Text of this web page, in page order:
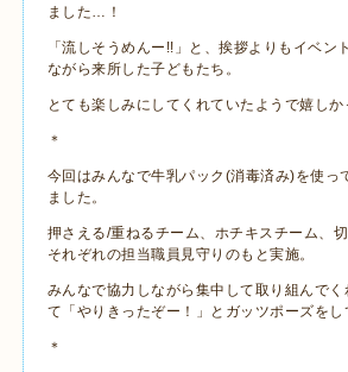
ました…！
「流しそうめんー!!」と、挨拶よりもイベン
ながら来所した子どもたち。
とても楽しみにしてくれていたようで嬉し
＊
今回はみんなで牛乳パック(消毒済み)を使っ
ました。
押さえる/重ねるチーム、ホチキスチーム、
それぞれの担当職員見守りのもと実施。
みんなで協力しながら集中して取り組んでく
て「やりきったぞー！」とガッツポーズをし
＊